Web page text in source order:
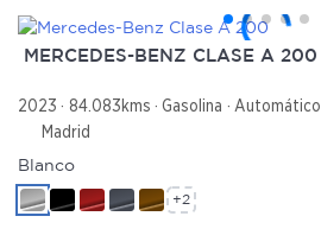
MERCEDES-BENZ CLASE A 200
2023 84.083kms Gasolina
Automático
Madrid
Blanco
+2